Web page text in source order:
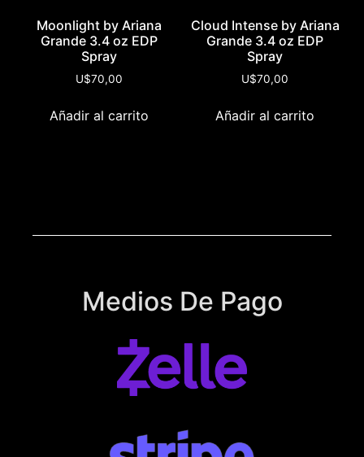
Moonlight by Ariana
Grande 3.4 oz EDP
Spray
U$70,00
Añadir al carrito
Cloud Intense by Ariana
Grande 3.4 oz EDP
Spray
U$70,00
Añadir al carrito
Medios De Pago